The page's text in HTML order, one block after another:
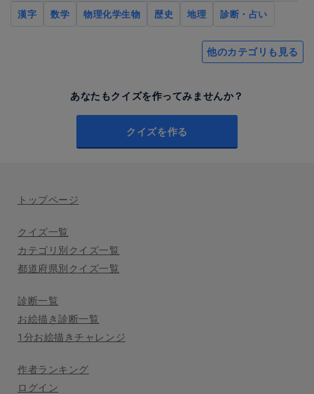
漢字
数学 物理化学生物 歴史 地理 診断・占い
他のカテゴリも見る
あなたもクイズを作ってみませんか？
クイズを作る
トップページ
クイズ一覧
カテゴリ別クイズ一覧
都道府県別クイズ一覧
診断一覧
お絵描き診断一覧
1分お絵描きチャレンジ
作者ランキング
ログイン